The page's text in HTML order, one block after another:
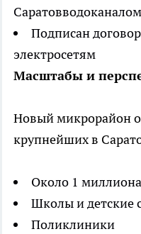
Саратовводоканалом
Подписан
электросетям
Масштабы и
Новый микрорайон
крупнейших в
Около 1
Школы и детские
Поликлиники